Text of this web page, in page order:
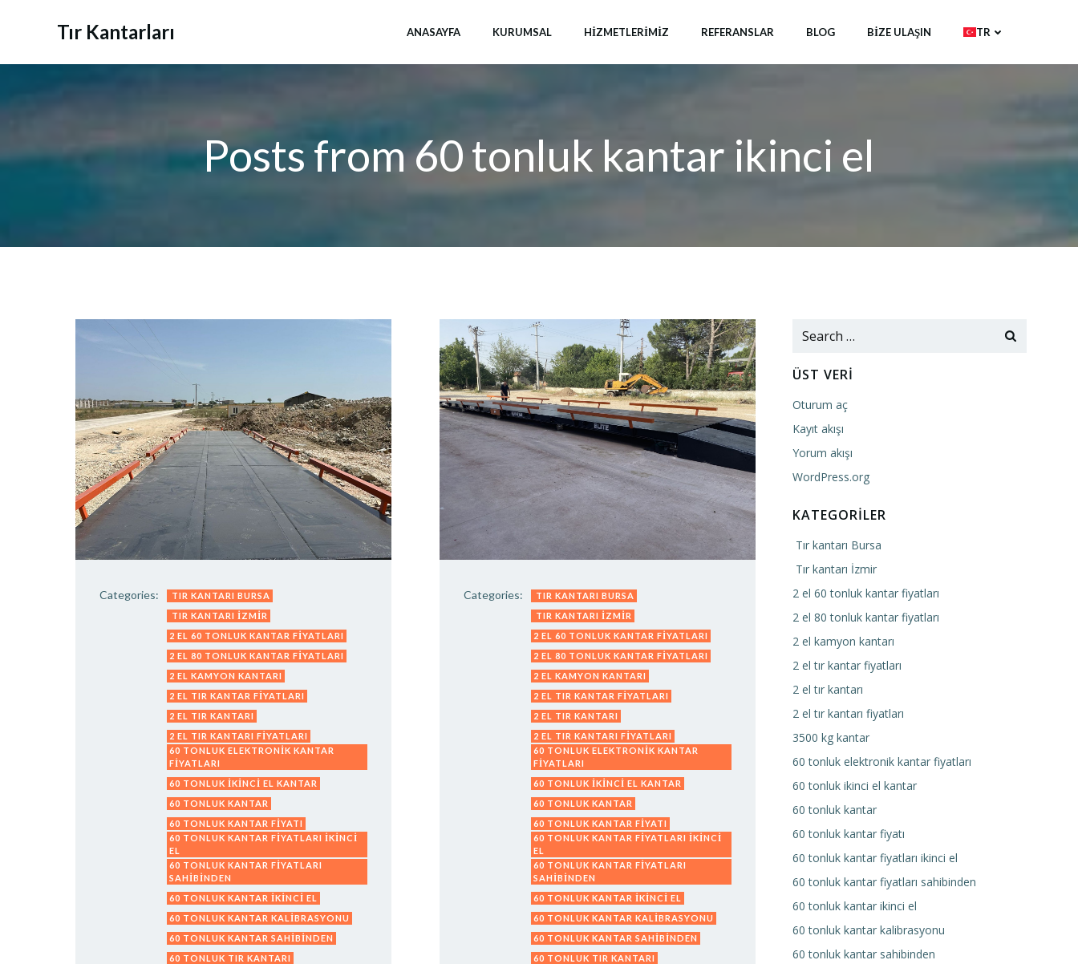
Tır Kantarları ANASAYFA KURUMSAL HIZMETLERIMIZ REFERANSLAR BLOG BIZE ULAŞIN TR
Posts from 60 tonluk kantar ikinci el
Categories:
TIR KANTARI BURSA
TIR KANTARI İZMIR
2 EL 60 TONLUK KANTAR FIYATLARI
2 EL 80 TONLUK KANTAR FIYATLARI
2 EL KAMYON KANTARI
2 EL TIR KANTAR FIYATLARI
2 EL TIR KANTARI
2 EL TIR KANTARI FIYATLARI
60 TONLUK ELEKTRONIK KANTAR
FIYATLARI
60 TONLUK IKINCI EL KANTAR
60 TONLUK KANTAR
60 TONLUK KANTAR FIYATI
60 TONLUK KANTAR FIYATLARI IKINCI
EL
60 TONLUK KANTAR FIYATLARI
SAHIBINDEN
60 TONLUK KANTAR IKINCI EL
60 TONLUK KANTAR KALIBRASYONU
60 TONLUK KANTAR SAHIBINDEN
60 TONLUK TIR KANTARI
Categories:
TIR KANTARI BURSA
TIR KANTARI İZMIR
2 EL 60 TONLUK KANTAR FIYATLARI
2 EL 80 TONLUK KANTAR FIYATLARI
2 EL KAMYON KANTARI
2 EL TIR KANTAR FIYATLARI
2 EL TIR KANTARI
2 EL TIR KANTARI FIYATLARI
60 TONLUK ELEKTRONIK KANTAR
FIYATLARI
60 TONLUK IKINCI EL KANTAR
60 TONLUK KANTAR
60 TONLUK KANTAR FIYATI
60 TONLUK KANTAR FIYATLARI IKINCI
EL
60 TONLUK KANTAR FIYATLARI
SAHIBINDEN
60 TONLUK KANTAR IKINCI EL
60 TONLUK KANTAR KALIBRASYONU
60 TONLUK KANTAR SAHIBINDEN
60 TONLUK TIR KANTARI
Search
ÜST VERI
Oturum aç
Kayıt akışı
Yorum akışı
WordPress.org
KATEGORILER
Tır kantarı Bursa
Tır kantarı İzmir
2 el 60 tonluk kantar fiyatları
2 el 80 tonluk kantar fiyatları
2 el kamyon kantarı
2 el tır kantar fiyatları
2 el tır kantarı
2 el tır kantarı fiyatları
3500 kg kantar
60 tonluk elektronik kantar fiyatları
60 tonluk ikinci el kantar
60 tonluk kantar
60 tonluk kantar fiyatı
60 tonluk kantar fiyatları ikinci el
60 tonluk kantar fiyatları sahibinden
60 tonluk kantar ikinci el
60 tonluk kantar kalibrasyonu
60 tonluk kantar sahibinden